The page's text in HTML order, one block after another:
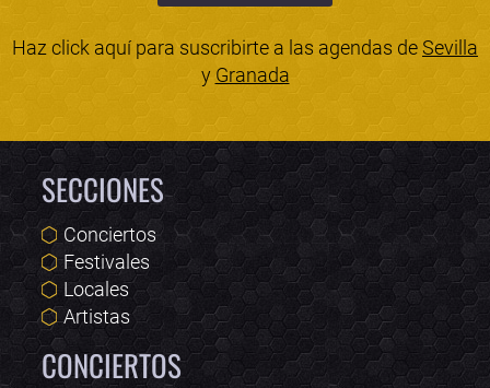
Haz click aquí para suscribirte a las agendas deSevilla
y Granada
SECCIONES
Conciertos
Festivales
Locales
Artistas
CONCIERTOS